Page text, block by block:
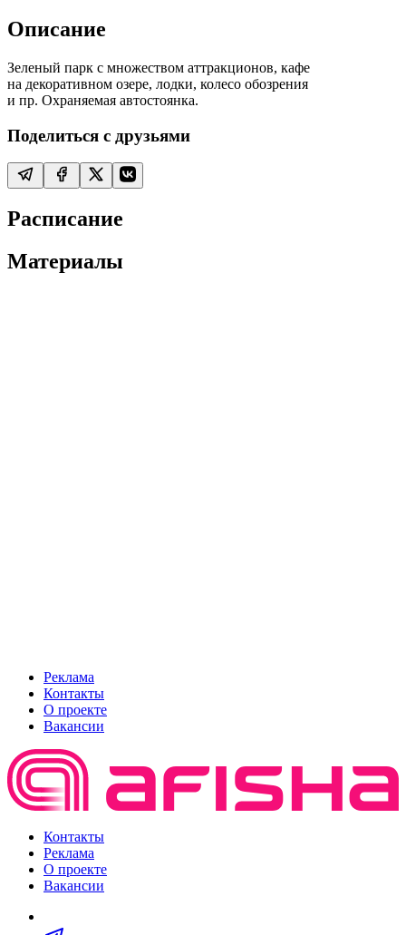
Описание
Зеленый парк с множеством аттракционов, кафе
на декоративном озере, лодки, колесо обозрения
и пр. Охраняемая автостоянка.
Поделиться с друзьями
Расписание
Материалы
Реклама
Контакты
О проекте
Вакансии
Контакты
Реклама
О проекте
Вакансии